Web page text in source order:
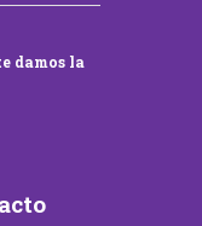
damos la